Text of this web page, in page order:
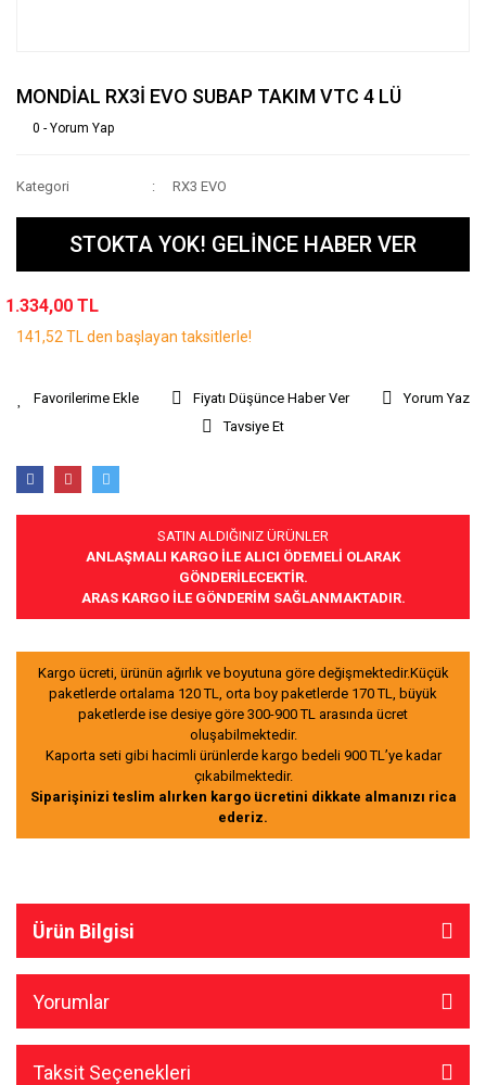
MONDİAL RX3İ EVO SUBAP TAKIM VTC 4 LÜ
0 - Yorum Yap
Kategori RX3 EVO
STOKTA YOK! GELİNCE HABER VER
1.334,00 TL
141,52 TL den başlayan taksitlerle!
Fiyatı Düşünce Haber Ver
Yorum Yaz
Tavsiye Et
SATIN ALDIĞINIZ ÜRÜNLER
ANLAŞMALI KARGO İLE ALICI ÖDEMELİ OLARAK
GÖNDERİLECEKTİR.
ARAS KARGO İLE GÖNDERİM SAĞLANMAKTADIR.
Kargo ücreti, ürünün ağırlık ve boyutuna göre değişmektedir.Küçük
paketlerde ortalama 120 TL, orta boy paketlerde 170 TL, büyük
paketlerde ise desiye göre 300-900 TL arasında ücret
oluşabilmektedir.
Kaporta seti gibi hacimli ürünlerde kargo bedeli 900 TL’ye kadar
çıkabilmektedir.
Siparişinizi teslim alırken kargo ücretini dikkate almanızı rica
ederiz.
Ürün Bilgisi
Yorumlar
Taksit Seçenekleri